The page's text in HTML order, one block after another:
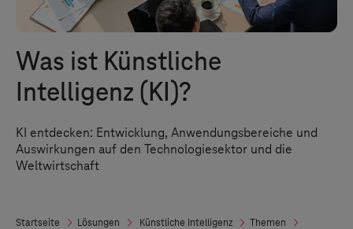
Was ist Künstliche
Intelligenz (KI)?
KI entdecken: Entwicklung, Anwendungsbereiche und
Auswirkungen auf den Technologiesektor und die
Weltwirtschaft
Startseite Lösungen Künstliche Intelligenz
Themen